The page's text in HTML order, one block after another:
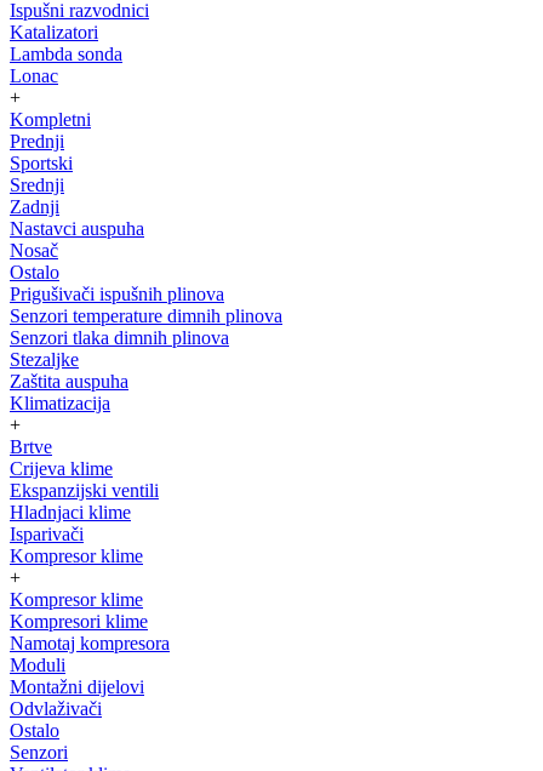
Ispušni razvodnici
Katalizatori
Lambda sonda
Lonac
+
Kompletni
Prednji
Sportski
Srednji
Zadnji
Nastavci auspuha
Nosač
Ostalo
Prigušivači ispušnih plinova
Senzori temperature dimnih plinova
Senzori tlaka dimnih plinova
Stezaljke
Zaštita auspuha
Klimatizacija
+
Brtve
Crijeva klime
Ekspanzijski ventili
Hladnjaci klime
Isparivači
Kompresor klime
+
Kompresor klime
Kompresori klime
Namotaj kompresora
Moduli
Montažni dijelovi
Odvlaživači
Ostalo
Senzori